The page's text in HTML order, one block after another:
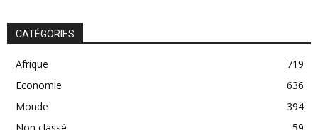
CATÉGORIES
Afrique
719
Economie
636
Monde
394